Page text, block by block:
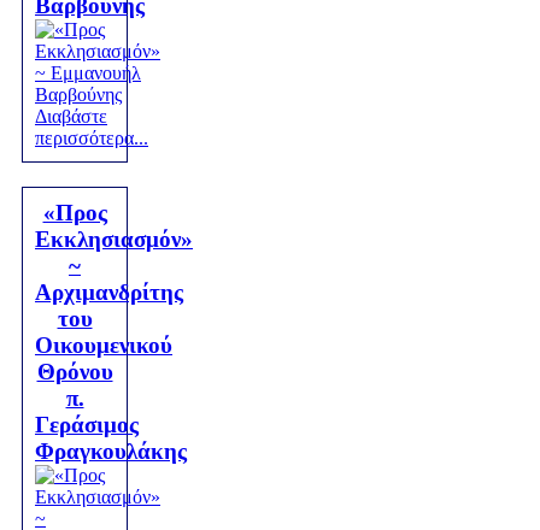
Διαβάστε
περισσότερα...
«Προς
Εκκλησιασμόν»
~
Αρχιμανδρίτης
του
Οικουμενικού
Θρόνου
π.
Γεράσιμος
Φραγκουλάκης